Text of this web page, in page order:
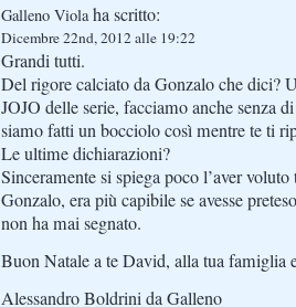
Galleno Violaha scritto:
Dicembre 22nd, 2012 alle 19:22
Grandi tutti.
Del rigore calciato da Gonzalo che dici?
JOJO delle serie, facciamo anche senza
siamo fatti un bocciolo così mentre te ti
Le ultime dichiarazioni?
Sinceramente si spiega poco l’aver
Gonzalo, era più capibile se avesse
non ha mai segnato.
Buon Natale a te David, alla tua
Alessandro Boldrini da Galleno